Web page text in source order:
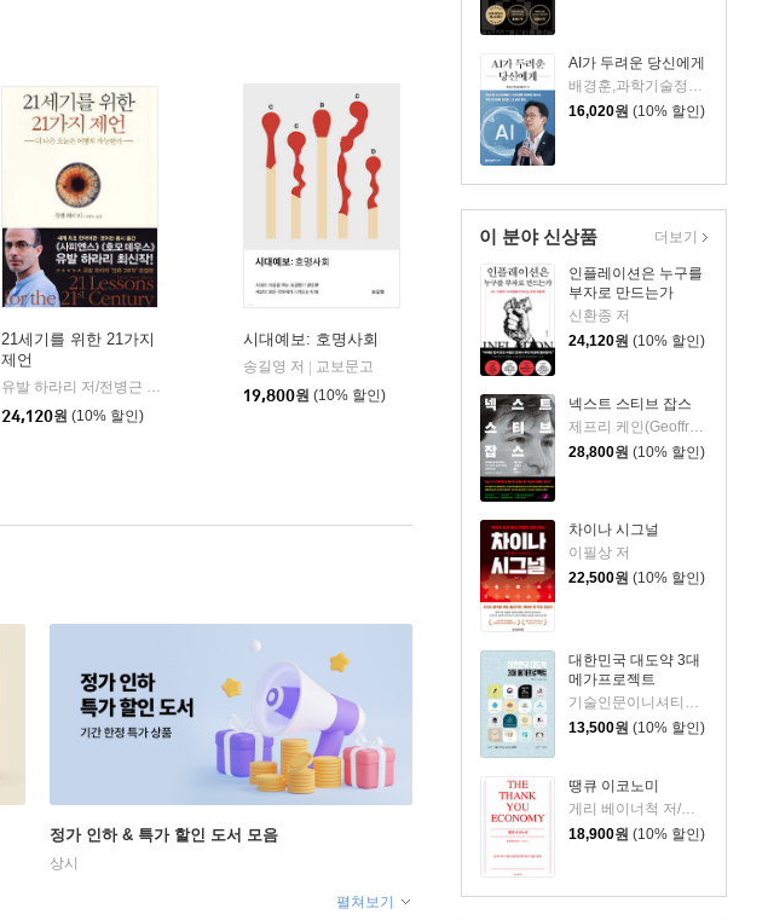
AI가 두려운 당신에게
배경훈,과학기술정보통신부 저
16,020원 (10% 할인)
이 분야 신상품
인플레이션은 누구를
부자로 만드는가
신환종 저
24,120원 (10% 할인)
넥스트 스티브 잡스
제프리 케인(Geoffrey Cain) 저/이민석 역
28,800원 (10% 할인)
차이나 시그널
이필상 저
22,500원 (10% 할인)
대한민국 대도약 3대
메가프로젝트
13,500원 (10% 할인)
땡큐 이코노미
게리 베이너척 저/박선주 역
18,900원 (10% 할인)
더보기
| 비즈니스북스
21세기를 위한 21가지
제언
유발 하라리 저/전병근 역
24,120원 (10% 할인)
시대예보: 호명사회
송길영 저
교보문고
19,800원 (10% 할인)
정가 인하 & 특가 할인 도서 모음
상시
펼쳐보기